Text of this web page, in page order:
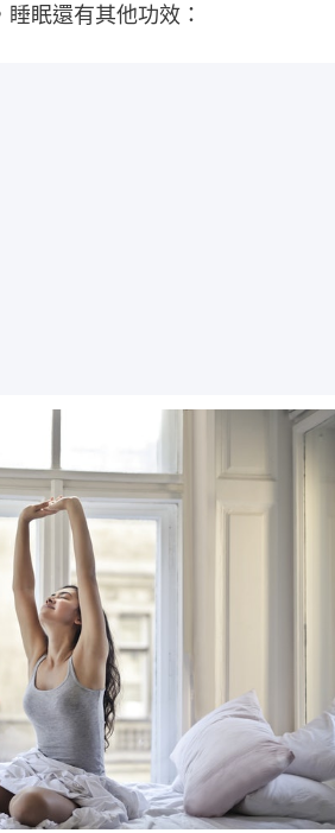
眠還有其他功效：